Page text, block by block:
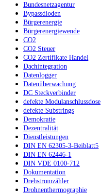
Bundesnetzagentur
Bypassdioden
Bürgerenergie
Bürgerenergiewende
CO2
CO2 Steuer
CO2 Zertifikate Handel
Dachintegration
Datenlogger
Datenüberwachung
DC Steckverbinder
defekte Modulanschlussdose
defekte Substrings
Demokratie
Dezentralität
Dienstleistungen
DIN EN 62305-3-Beiblatt5
DIN EN 62446-1
DIN VDE 0100-712
Dokumentation
Drehstromzähler
Drohnenthermographie